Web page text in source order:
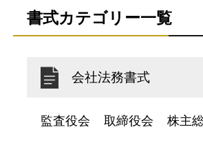
書式カテゴリー一覧
会社法務書式
監査役会 取締役会 株主